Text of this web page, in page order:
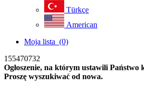
Türkçe
American
Moja lista (0)
155470732
Ogłoszenie, na którym ustawili Państwo
Proszę wyszukiwać od nowa.